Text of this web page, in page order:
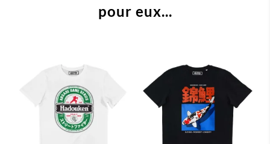
pour eux...